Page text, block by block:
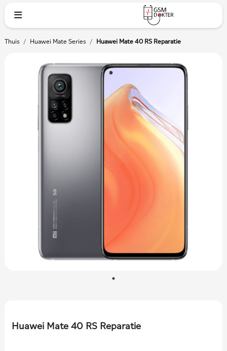
Thuis / Huawei Mate Series / Huawei Mate 40 RS Reparatie
Huawei Mate 40 RS Reparatie